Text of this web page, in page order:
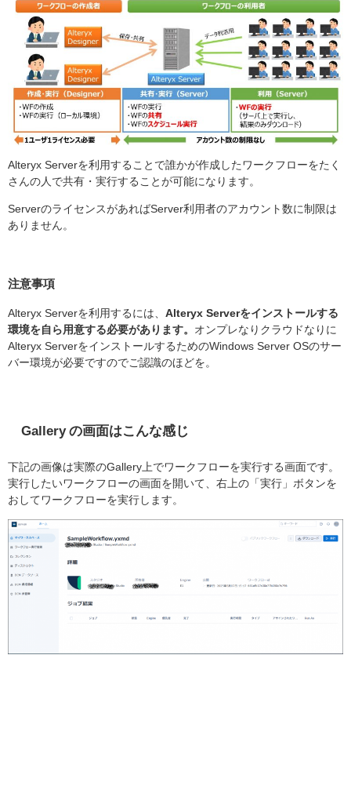
Alteryx Serverを利用することで誰かが作成したワークフローをたく
さんの人で共有・実行することが可能になります。
ServerのライセンスがあればServer利用者のアカウント数に制限は
ありません。
注意事項
Alteryx Serverを利用するには、 Alteryx Serverをインストールする
環境を自ら用意する必要があります。 オンプレなりクラウドなりに
Alteryx ServerをインストールするためのWindows Server OSのサー
バー環境が必要ですのでご認識のほどを。
Gallery の画面はこんな感じ
下記の画像は実際のGallery上でワークフローを実行する画面です。
実行したいワークフローの画面を開いて、右上の「実行」ボタンを
おしてワークフローを実行します。